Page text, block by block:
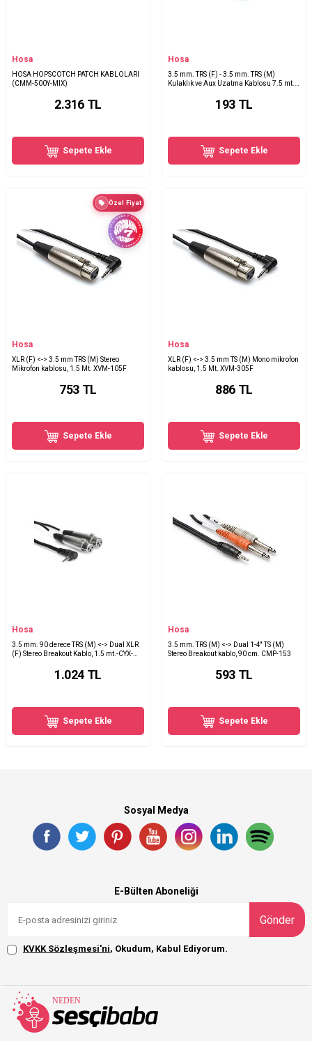
Hosa
HOSA HOPSCOTCH PATCH KABLOLARI
(CMM-500Y-MIX)
2.316 TL
Sepete Ekle
Hosa
3.5 mm. TRS (F) - 3.5 mm. TRS (M)
Kulaklık ve Aux Uzatma Kablosu 7.5 mt.
193 TL
Sepete Ekle
Özel Fiyat
Hosa
XLR (F) <-> 3.5 mm TRS (M) Stereo
Mikrofon kablosu, 1.5 Mt. XVM-105F
753 TL
Sepete Ekle
Hosa
XLR (F) <-> 3.5 mm TS (M) Mono mikrofon
kablosu, 1.5 Mt. XVM-305F
886 TL
Sepete Ekle
Hosa
3.5 mm. 90 derece TRS (M) <-> Dual XLR
(F) Stereo Breakout Kablo, 1.5 mt.-CYX-
1.024 TL
Sepete Ekle
Hosa
3.5 mm. TRS (M) <-> Dual 1-4'' TS (M)
Stereo Breakout kablo, 90 cm. CMP-153
593 TL
Sepete Ekle
Sosyal Medya
E-Bülten Aboneliği
Gönder
KVKK Sözleşmesi'ni, Okudum, Kabul Ediyorum.